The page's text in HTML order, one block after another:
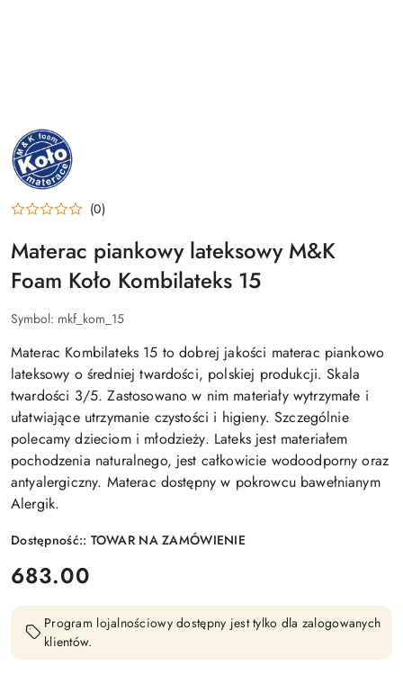
NAZWA
PRODUCENTA:
M&K
FOAM
KOŁO
(0)
Materac piankowy lateksowy M&K
Foam Koło Kombilateks 15
Symbol: mkf_kom_15
Materac Kombilateks 15 to dobrej jakości materac piankowo
lateksowy o średniej twardości, polskiej produkcji. Skala
twardości 3/5. Zastosowano w nim materiały wytrzymałe i
ułatwiające utrzymanie czystości i higieny. Szczególnie
polecamy dzieciom i młodzieży. Lateks jest materiałem
pochodzenia naturalnego, jest całkowicie wodoodporny oraz
antyalergiczny. Materac dostępny w pokrowcu bawełnianym
Alergik.
Dostępność:: TOWAR NA ZAMÓWIENIE
cena:
683.00
Program lojalnościowy dostępny jest tylko dla zalogowanych
klientów.